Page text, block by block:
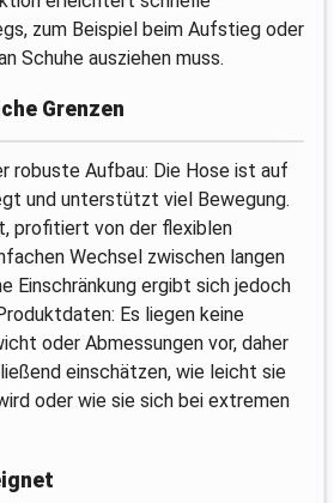
zum Beispiel beim Aufstieg oder
Schuhe ausziehen muss.
Grenzen
robuste Aufbau: Die Hose ist auf
und unterstützt viel Bewegung.
profitiert von der flexiblen
Wechsel zwischen langen
Einschränkung ergibt sich jedoch
Es liegen keine
oder Abmessungen vor, daher
einschätzen, wie leicht sie
oder wie sie sich bei extremen